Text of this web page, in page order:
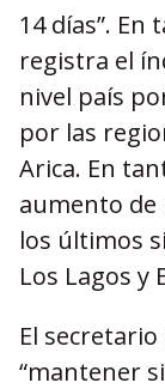
14 días”. En
registra el
nivel país
por las
Arica. En
aumento de
los últimos
Los Lagos y
El
“mantener